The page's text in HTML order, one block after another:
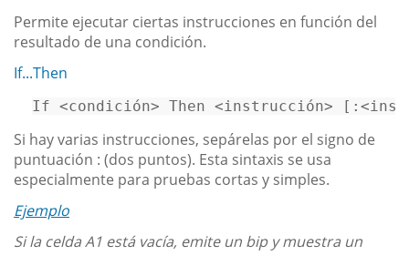
Permite ejecutar ciertas instrucciones en función del
resultado de una condición.
If...Then
If <condición> Then <instrucción> [: <
Si hay varias instrucciones, sepárelas por el signo de
puntuación : (dos puntos). Esta sintaxis se usa
especialmente para pruebas cortas y simples.
Ejemplo
Si la celda A1 está vacía, emite un bip y muestra un